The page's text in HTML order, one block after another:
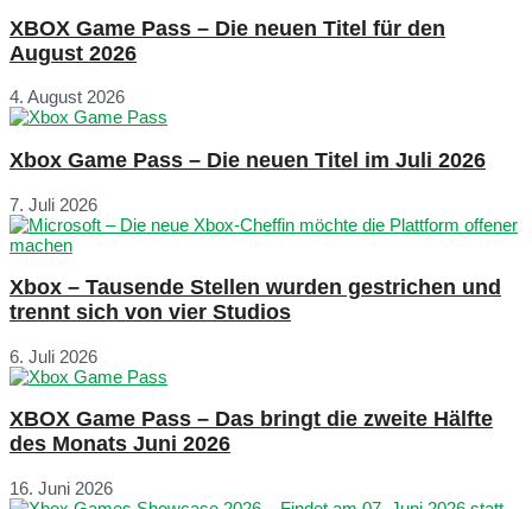
XBOX Game Pass – Die neuen Titel für den
August 2026
4. August 2026
Xbox Game Pass – Die neuen Titel im Juli 2026
7. Juli 2026
Xbox – Tausende Stellen wurden gestrichen und
trennt sich von vier Studios
6. Juli 2026
XBOX Game Pass – Das bringt die zweite Hälfte
des Monats Juni 2026
16. Juni 2026